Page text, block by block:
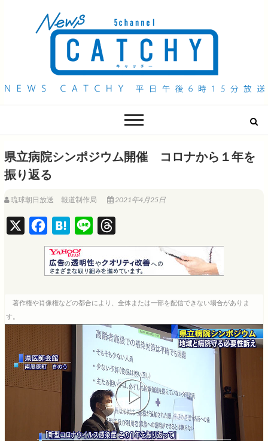
QAB NEWS Headline
県立病院シンポジウム開催 コロナから１年を
振り返る
琉球朝日放送 報道制作局 2021年4月25日
a
c
e
b
o
k
H
a
t
e
i
n
e
h
r
e
s
著作権や肖像権などの都合により、全体または一部を配信できない場合がありま
す。